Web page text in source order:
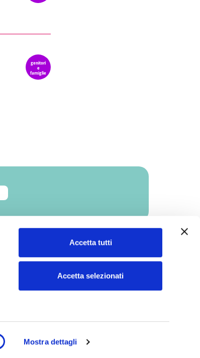
Mostra dettagli
Accetta tutti
Accetta selezionati
genitori
e
famiglie
Privacy e Cookie Site Map